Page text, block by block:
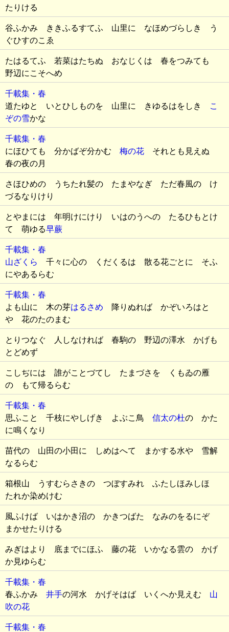
たりける
谷ふかみ ききふるすてふ 山里に なほめづらしき う
ぐひすのこゑ
たはるてふ 若菜はたちぬ おなじくは 春をつみても
野辺にこそへめ
千載集・春
道たゆと いとひしものを 山里に きゆるはをしき
こ
ぞの雪かな
千載集・春
にほひても 分かばぞ分かむ 梅の花 それとも見えぬ
春の夜の月
さほひめの うちたれ髪の たまやなぎ ただ春風の け
づるなりけり
とやまには 年明けにけり いはのうへの たるひもとけ
て 萌ゆる早蕨
千載集・春
山ざくら
千々に心の くだくるは 散る花ごとに そふ
にやあるらむ
千載集・春
よも山に 木の芽はるさめ 降りぬれば かぞいろはと
や 花のたのまむ
とりつなぐ 人しなければ 春駒の 野辺の澤水 かげも
とどめず
こしぢには 誰がことづてし たまづさを くもゐの雁
の もて帰るらむ
千載集・春
思ふこと 千枝にやしげき よぶこ鳥 信太の杜の かた
に鳴くなり
苗代の 山田の小田に しめはへて まかする水や 雪解
なるらむ
箱根山 うすむらさきの つぼすみれ ふたしほみしほ
たれか染めけむ
風ふけば いはかき沼の かきつばた なみのをるにぞ
まかせたりける
みぎはより 底までにほふ 藤の花 いかなる雲の かげ
か見ゆらむ
千載集・春
春ふかみ 井手の河水 かげそはば いくへか見えむ 山
吹の花
千載集・春